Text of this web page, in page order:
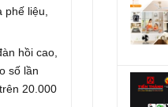
liệu,
hồi cao,
số lần
20.000